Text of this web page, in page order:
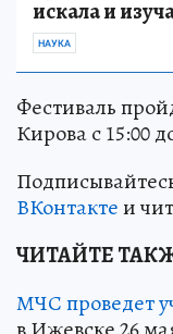
искала и
НАУКА
Фестиваль
Кирова с 15:00
ВКонтактеи
ЧИТАЙТЕ
МЧС проведет